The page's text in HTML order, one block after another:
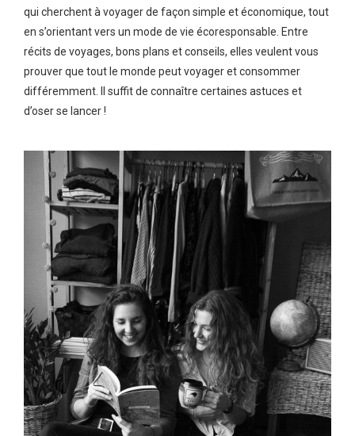
qui cherchent à voyager de façon simple et économique, tout
en s’orientant vers un mode de vie écoresponsable. Entre
récits de voyages, bons plans et conseils, elles veulent vous
prouver que tout le monde peut voyager et consommer
différemment. Il suffit de connaître certaines astuces et
d’oser se lancer !